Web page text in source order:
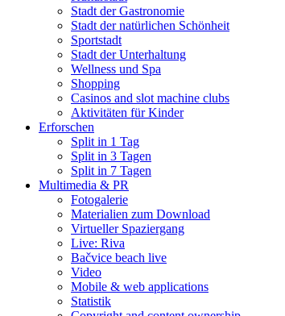
Stadt der Gastronomie
Stadt der natürlichen Schönheit
Sportstadt
Stadt der Unterhaltung
Wellness und Spa
Shopping
Casinos and slot machine clubs
Aktivitäten für Kinder
Erforschen
Split in 1 Tag
Split in 3 Tagen
Split in 7 Tagen
Multimedia & PR
Fotogalerie
Materialien zum Download
Virtueller Spaziergang
Live: Riva
Bačvice beach live
Video
Mobile & web applications
Statistik